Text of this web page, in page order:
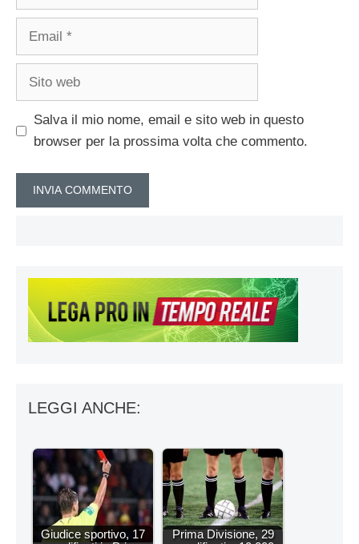
Email
Sito
Salva il mio nome, email e sito web in questo
browser per la prossima volta che commento.
LEGGI ANCHE:
Giudice sportivo, 17
Prima Divisione, 29